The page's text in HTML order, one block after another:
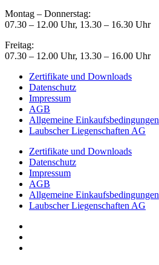
Montag – Donnerstag:
07.30 – 12.00 Uhr, 13.30 – 16.30 Uhr
Freitag:
07.30 – 12.00 Uhr, 13.30 – 16.00 Uhr
Zertifikate und Downloads
Datenschutz
Impressum
AGB
Allgemeine Einkaufsbedingungen
Laubscher Liegenschaften AG
Zertifikate und Downloads
Datenschutz
Impressum
AGB
Allgemeine Einkaufsbedingungen
Laubscher Liegenschaften AG